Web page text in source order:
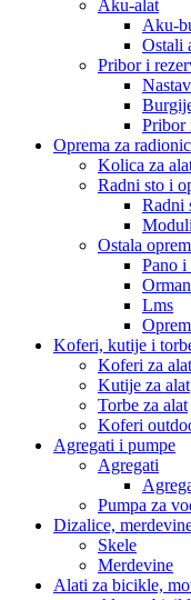
Aku-alat
Aku-
Ostali
Pribor i
Pribor
Oprema za
Kolica za
Radni sto i
Radni
Ostala
Pano i
Lms
Koferi, kutije i
Koferi za alat
Kutije za alat
Torbe za alat
Koferi
Agregati i pumpe
Agregati
Pumpa za
Dizalice,
Skele
Merdevine
Alati za bicikle,